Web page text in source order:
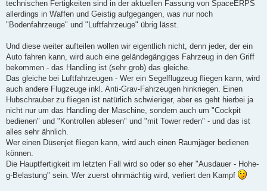
technischen Fertigkeiten sind in der aktuellen Fassung von SpaceERPS
allerdings in Waffen und Geistig aufgegangen, was nur noch
"Bodenfahrzeuge" und "Luftfahrzeuge" übrig lässt.
Und diese weiter aufteilen wollen wir eigentlich nicht, denn jeder, der ein
Auto fahren kann, wird auch eine geländegängiges Fahrzeug in den Griff
bekommen - das Handling ist (sehr grob) das gleiche.
Das gleiche bei Luftfahrzeugen - Wer ein Segelflugzeug fliegen kann, wird
auch andere Flugzeuge inkl. Anti-Grav-Fahrzeugen hinkriegen. Einen
Hubschrauber zu fliegen ist natürlich schwieriger, aber es geht hierbei ja
nicht nur um das Handling der Maschine, sondern auch um "Cockpit
bedienen" und "Kontrollen ablesen" und "mit Tower reden" - und das ist
alles sehr ähnlich.
Wer einen Düsenjet fliegen kann, wird auch einen Raumjäger bedienen
können.
Die Hauptfertigkeit im letzten Fall wird so oder so eher "Ausdauer - Hohe-
g-Belastung" sein. Wer zuerst ohnmächtig wird, verliert den Kampf